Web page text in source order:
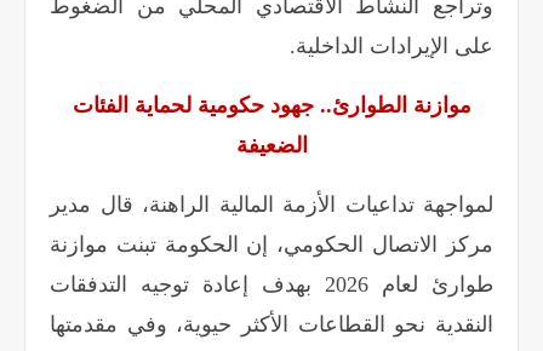
وتراجع النشاط الاقتصادي المحلي من الضغوط
على الإيرادات الداخلية.
موازنة الطوارئ.. جهود حكومية لحماية الفئات
الضعيفة
لمواجهة تداعيات الأزمة المالية الراهنة، قال مدير
مركز الاتصال الحكومي، إن الحكومة تبنت موازنة
طوارئ لعام 2026 بهدف إعادة توجيه التدفقات
النقدية نحو القطاعات الأكثر حيوية، وفي مقدمتها